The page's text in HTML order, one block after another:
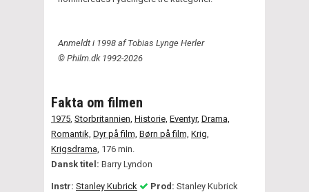
Anmeldt i 1998 af Tobias Lynge Herler
© Philm.dk 1992-2026
Fakta om filmen
1975 Storbritannien, Historie, Eventyr, Drama,
Romantik, Dyr på film, Børn på film, Krig,
Krigsdrama, 176 min.
Dansk titel: Barry Lyndon
Instr: Stanley Kubrick Prod: Stanley Kubrick